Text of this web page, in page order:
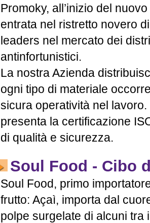
Promoky, all’inizio del
entrata nel ristretto novero
leaders nel mercato dei
antinfortunistici.
La nostra Azienda
ogni tipo di materiale
sicura operatività nel
presenta la certificazione
di qualità e sicurezza.
Soul Food - Cibo
Soul Food, primo
frutto: Açaì, importa dal
polpe surgelate di alcuni tra